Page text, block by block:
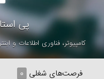
پی
کامپیوتر، فناوری اطلاعات و
فرصت‌های شغلی ۰